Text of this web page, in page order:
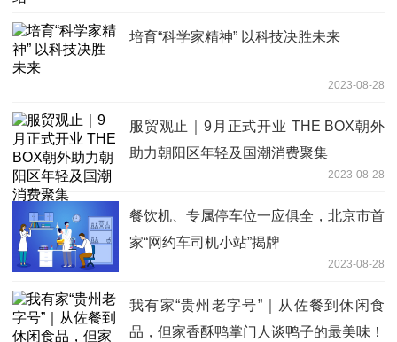
培育“科学家精神” 以科技决胜未来
2023-08-28
服贸观止｜9月正式开业 THE BOX朝外
助力朝阳区年轻及国潮消费聚集
2023-08-28
餐饮机、专属停车位一应俱全，北京市首
家“网约车司机小站”揭牌
2023-08-28
我有家“贵州老字号”｜从佐餐到休闲食
品，但家香酥鸭掌门人谈鸭子的最美味！